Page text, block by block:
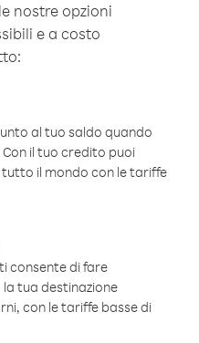
nostre opzioni
e a costo
al tuo saldo quando
il tuo credito puoi
il mondo con le tariffe
consente di fare
tua destinazione
con le tariffe basse di